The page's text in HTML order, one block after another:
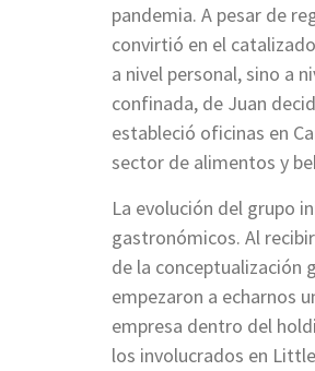
pandemia. A pesar de
convirtió en el
a nivel personal, sino a
confinada, de Juan
estableció oficinas en
sector de alimentos y
La evolución del grupo
gastronómicos. Al
de la conceptualización
empezaron a echarnos
empresa dentro del
los involucrados en